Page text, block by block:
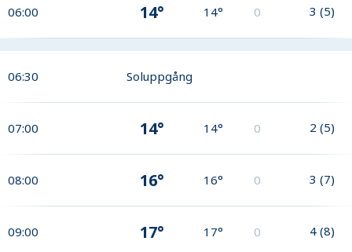
06:00 14° 14° 0 3 (5)
06:30 Soluppgång
07:00 14° 14° 0 2 (5)
08:00 16° 16° 0 3 (7)
09:00 17° 17° 0 4 (8)